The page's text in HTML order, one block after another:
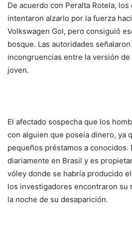
De acuerdo con Peralta Rotela,
intentaron alzarlo por la fuerza
Volkswagen Gol, pero consiguió
bosque. Las autoridades
incongruencias entre la versión
joven.
El afectado sospecha que los
con alguien que poseía dinero, ya
pequeños préstamos a conocidos.
diariamente en Brasil y es
vóley donde se habría producido
los investigadores encontraron su
la noche de su desaparición.